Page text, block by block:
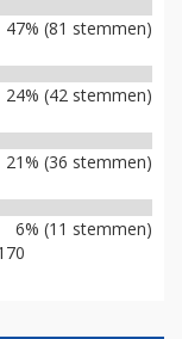
47% (81 stemmen)
24% (42 stemmen)
21% (36 stemmen)
6% (11 stemmen)